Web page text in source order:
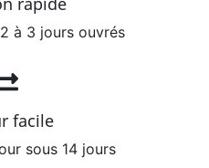
à 3 jours ouvrés
facile
sous 14 jours